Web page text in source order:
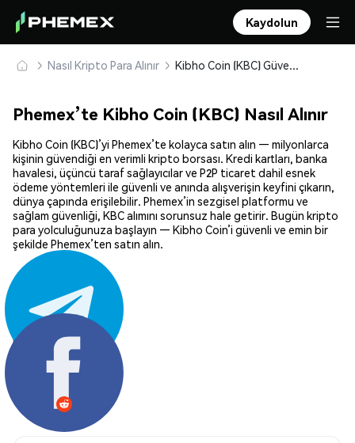
Kaydolun
Nasıl Kripto Para Alınır Kibho Coin (KBC) Güvenle Satın Alın ve Saklayın
Phemex’te Kibho Coin (KBC) Nasıl Alınır
Kibho Coin (KBC)’yi Phemex’te kolayca satın alın — milyonlarca
kişinin güvendiği en verimli kripto borsası. Kredi kartları, banka
havalesi, üçüncü taraf sağlayıcılar ve P2P ticaret dahil esnek
ödeme yöntemleri ile güvenli ve anında alışverişin keyfini çıkarın,
dünya çapında erişilebilir. Phemex’in sezgisel platformu ve
sağlam güvenliği, KBC alımını sorunsuz hale getirir. Bugün kripto
para yolculuğunuza başlayın — Kibho Coin’i güvenli ve emin bir
şekilde Phemex’ten satın alın.
Paylaş: